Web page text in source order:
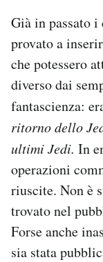
Già in passato
provato a
che potessero
diverso dai
fantascienza:
ritorno dello
ultimi Jedi. In
operazioni
riuscite. Non è
trovato nel
Forse anche
sia stata